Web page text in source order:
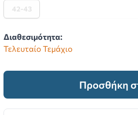
42-43
Διαθεσιμότητα:
Τελευταίο Τεμάχιο
Προσθήκη